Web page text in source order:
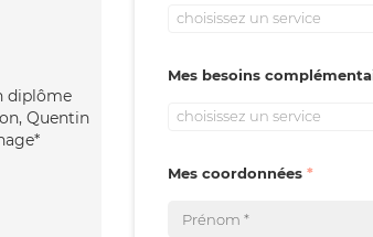
diplôme
Quentin
choisissez un service
Mes besoins
choisissez un service
Mes coordonnées